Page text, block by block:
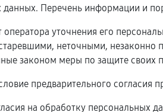
данных. Перечень информации и
оператора уточнения его
неточными, незаконно
законом меры по защите своих
предварительного
на обработку персональных